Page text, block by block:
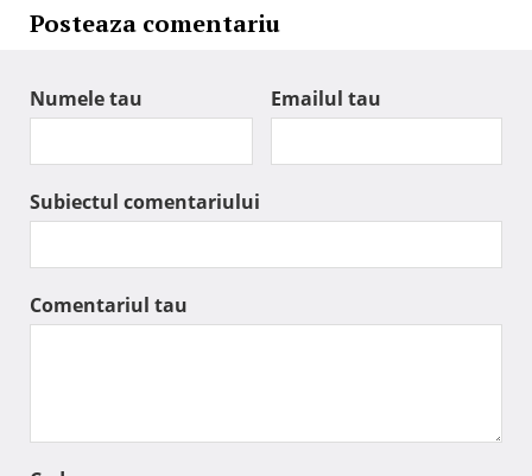
Posteaza comentariu
Numele tau Emailul tau
Subiectul comentariului
Comentariul tau